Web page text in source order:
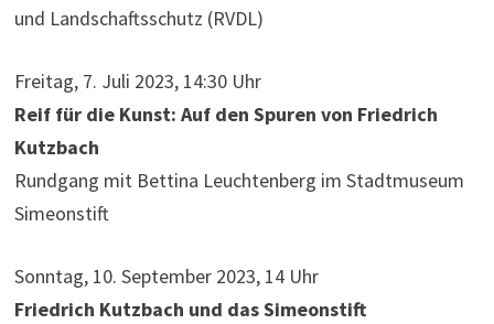
und Landschaftsschutz (RVDL)
Freitag, 7. Juli 2023, 14:30 Uhr
Reif für die Kunst: Auf den Spuren von Friedrich
Kutzbach
Rundgang mit Bettina Leuchtenberg im Stadtmuseum
Simeonstift
Sonntag, 10. September 2023, 14 Uhr
Friedrich Kutzbach und das Simeonstift